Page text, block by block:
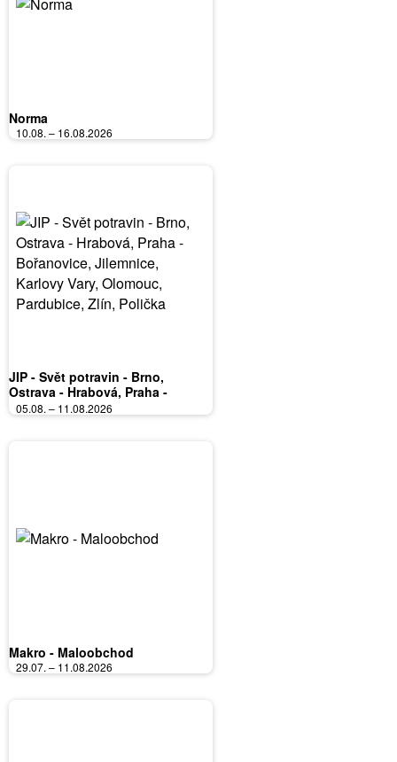
Norma
10.08. – 16.08.2026
JIP - Svět potravin - Brno,
Ostrava - Hrabová, Praha -
Bořanovice, Jilemnice, Karlovy
Vary, Olomouc, Pardubice, Zlín,
05.08. – 11.08.2026
Makro - Maloobchod
29.07. – 11.08.2026